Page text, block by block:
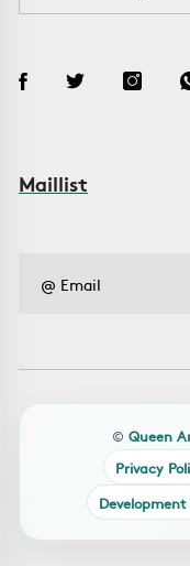
Maillist
© Queen
Privacy